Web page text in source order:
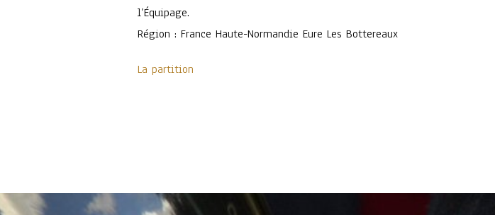
l’Équipage.
Région : France Haute-Normandie Eure Les Bottereaux
La partition